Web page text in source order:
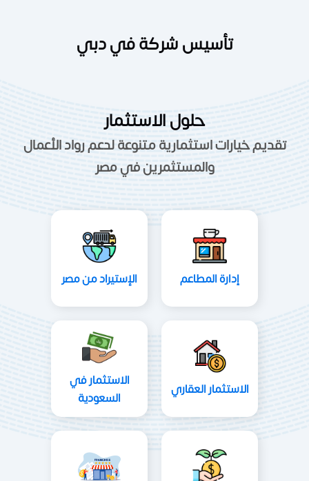
تأسيس شركة في دبي
حلول الاستثمار
تقديم خيارات استثمارية متنوعة لدعم رواد الأعمال
والمستثمرين في مصر
إدارة المطاعم الإستيراد من مصر
الاستثمار العقاري
الاستثمار في
السعودية